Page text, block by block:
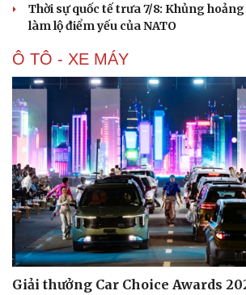
Du lịch
Tư vấn
Săn Tour
check-in
Podcast
Câu
Đọc
Cửa sổ
Kể
Hạt
Thời sự quốc tế trưa 7/8: Khủng
làm lộ điểm yếu của NATO
Ô TÔ - XE MÁY
Giải thưởng Car Choice Awards